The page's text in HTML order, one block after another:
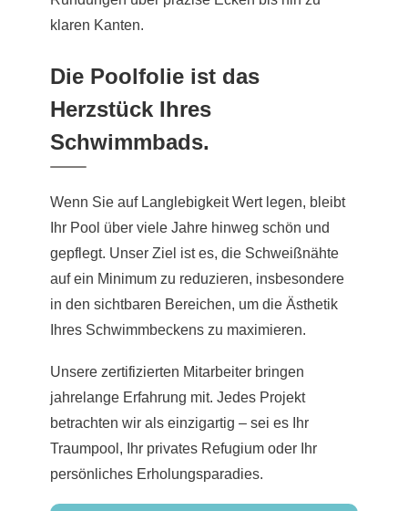
klaren Kanten.
Die Poolfolie ist das
Herzstück Ihres
Schwimmbads.
Wenn Sie auf Langlebigkeit Wert legen, bleibt
Ihr Pool über viele Jahre hinweg schön und
gepflegt. Unser Ziel ist es, die Schweißnähte
auf ein Minimum zu reduzieren, insbesondere
in den sichtbaren Bereichen, um die Ästhetik
Ihres Schwimmbeckens zu maximieren.
Unsere zertifizierten Mitarbeiter bringen
jahrelange Erfahrung mit. Jedes Projekt
betrachten wir als einzigartig – sei es Ihr
Traumpool, Ihr privates Refugium oder Ihr
persönliches Erholungsparadies.